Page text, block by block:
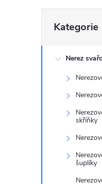
o
kategorie
Kategorie
Nerez
skříňky
šuplíky